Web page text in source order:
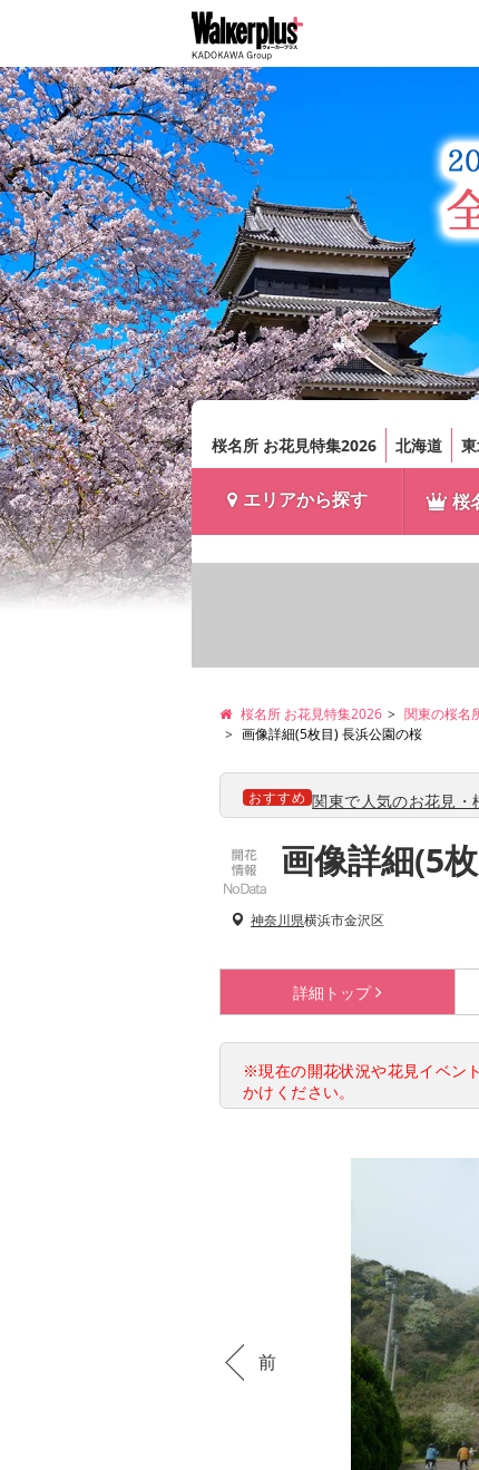
桜名所 お花見特集2026 北海道
エリアから探す 桜
桜名所 お花見特集2026 関東の桜名
画像詳細(5枚目) 長浜公園の桜
おすすめ 関東で人気のお花見
画像詳細(5
神奈川県横浜市金沢区
詳細 トップ
※現在の開花状況や花見イベン
かけください。
前